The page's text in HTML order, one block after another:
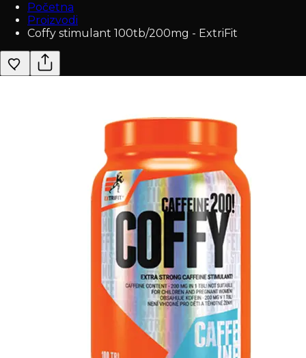
Početna
Proizvodi
Coffy stimulant 100tb/200mg - ExtriFit